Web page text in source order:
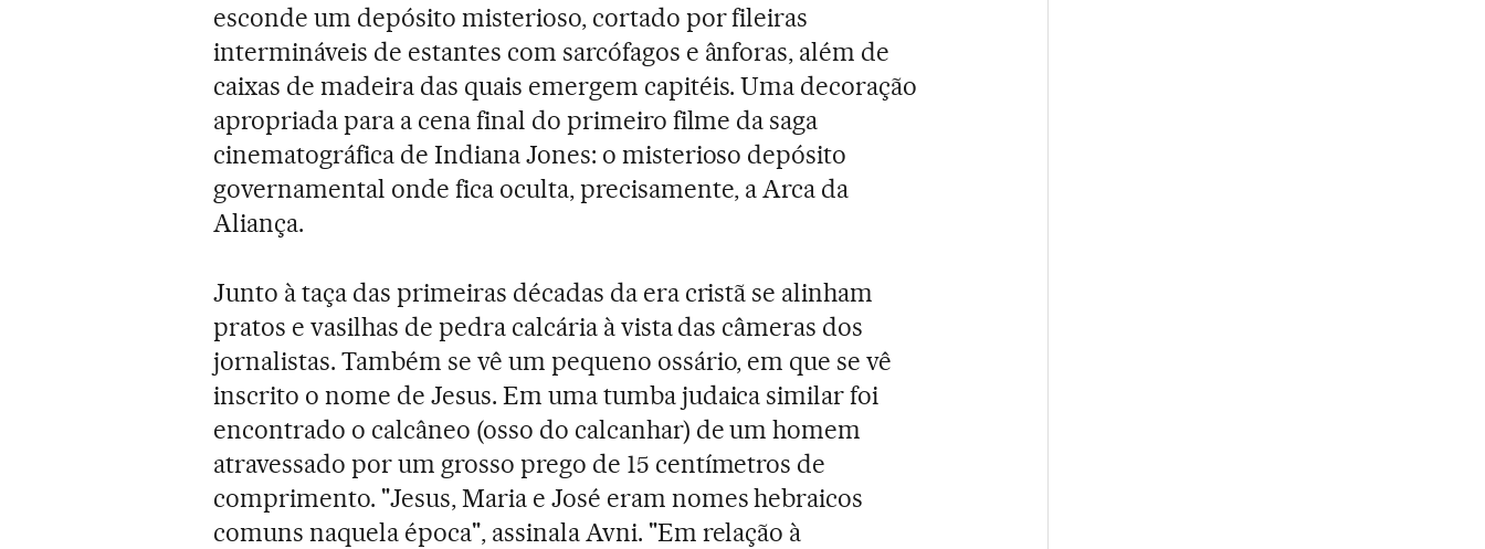
esconde um depósito misterioso, cortado por fileiras
intermináveis de estantes com sarcófagos e ânforas, além de
caixas de madeira das quais emergem capitéis. Uma decoração
apropriada para a cena final do primeiro filme da saga
cinematográfica de Indiana Jones: o misterioso depósito
governamental onde fica oculta, precisamente, a Arca da
Aliança.
Junto à taça das primeiras décadas da era cristã se alinham
pratos e vasilhas de pedra calcária à vista das câmeras dos
jornalistas. Também se vê um pequeno ossário, em que se vê
inscrito o nome de Jesus. Em uma tumba judaica similar foi
encontrado o calcâneo (osso do calcanhar) de um homem
atravessado por um grosso prego de 15 centímetros de
comprimento. "Jesus, Maria e José eram nomes hebraicos
comuns naquela época", assinala Avni. "Em relação à